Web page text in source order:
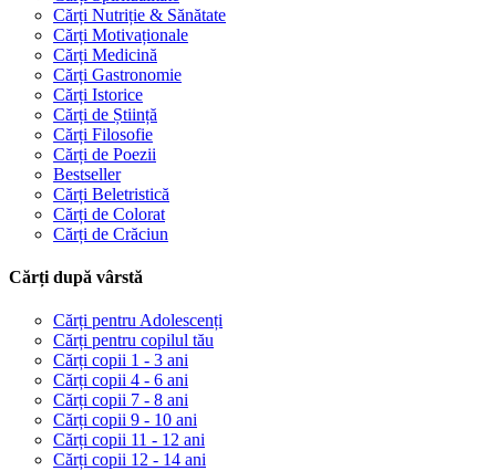
Cărți Nutriție & Sănătate
Cărți Motivaționale
Cărți Medicină
Cărți Gastronomie
Cărți Istorice
Cărți de Știință
Cărți Filosofie
Cărți de Poezii
Bestseller
Cărți Beletristică
Cărți de Colorat
Cărți de Crăciun
Cărți după vârstă
Cărți pentru Adolescenți
Cărți pentru copilul tău
Cărți copii 1 - 3 ani
Cărți copii 4 - 6 ani
Cărți copii 7 - 8 ani
Cărți copii 9 - 10 ani
Cărți copii 11 - 12 ani
Cărți copii 12 - 14 ani